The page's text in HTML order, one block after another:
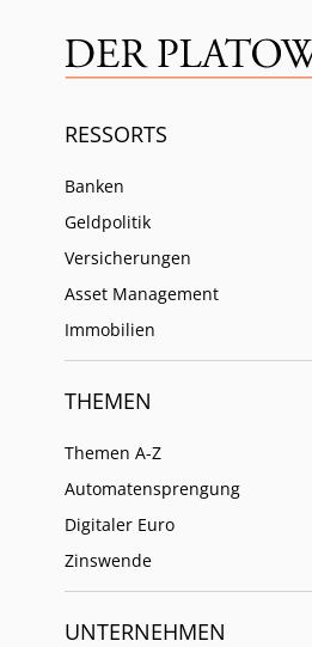
RESSORTS
Banken
Geldpolitik
Versicherungen
Asset Management
Immobilien
THEMEN
Themen A-Z
Automatensprengung
Digitaler Euro
Zinswende
UNTERNEHMEN